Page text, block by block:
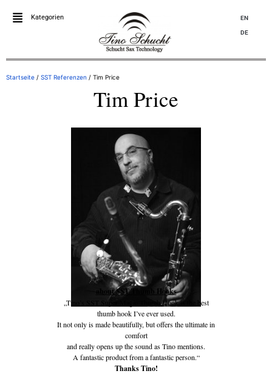
Kategorien EN
DE
Startseite / SST Referenzen / Tim Price
Tim Price
about SST Thumb Hooks
„Tino’s SST Super Magic Thumb Hook is the best
thumb hook I’ve ever used.
It not only is made beautifully, but offers the ultimate in
comfort
and really opens up the sound as Tino mentions.
A fantastic product from a fantastic person.“
Thanks Tino!